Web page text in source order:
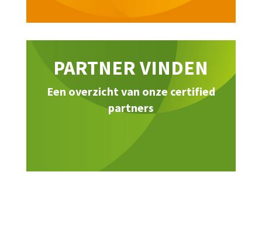
PARTNER VINDEN
Een overzicht van onze certified
partners